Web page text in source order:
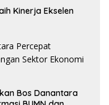
Kinerja Ekselen
Bos Danantara